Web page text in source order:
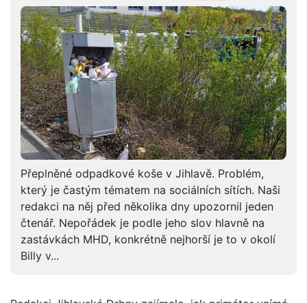
Přeplněné odpadkové koše v Jihlavě. Problém,
který je častým tématem na sociálních sítích. Naši
redakci na něj před několika dny upozornil jeden
čtenář. Nepořádek je podle jeho slov hlavně na
zastávkách MHD, konkrétně nejhorší je to v okolí
Billy v...